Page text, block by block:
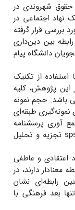
حقوق شهروندی در
نهاد اجتماعی در
بررسی قرار گرفته
بین دین‌داری
دانشگاه پیام
از تکنیک
این پژوهش، کلیه
باشد. حجم نمونه
و به روش نمونه‌گیری طبقه‌ای
آوری پرسشنامه
ها، داده ها به وسیله نرم افزار آماری spss تجزیه و تحلیل
اعتقادی و عاطفی
معنادار دارند، در
رابطه‌ای نشان
بعد فرهنگی با